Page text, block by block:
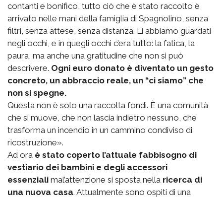
contanti e bonifico, tutto ciò che è stato raccolto è
arrivato nelle mani della famiglia di Spagnolino, senza
filtri, senza attese, senza distanza. Li abbiamo guardati
negli occhi, e in quegli occhi c’era tutto: la fatica, la
paura, ma anche una gratitudine che non si può
descrivere. Ogni euro donato è diventato un gesto
concreto, un abbraccio reale, un “ci siamo” che
non si spegne.
Questa non è solo una raccolta fondi. È una comunità
che si muove, che non lascia indietro nessuno, che
trasforma un incendio in un cammino condiviso di
ricostruzione».
Ad ora è stato coperto l’attuale fabbisogno di
vestiario dei bambini e degli accessori
essenziali mal’attenzione si sposta nella ricerca di
una nuova casa. Attualmente sono ospiti di una